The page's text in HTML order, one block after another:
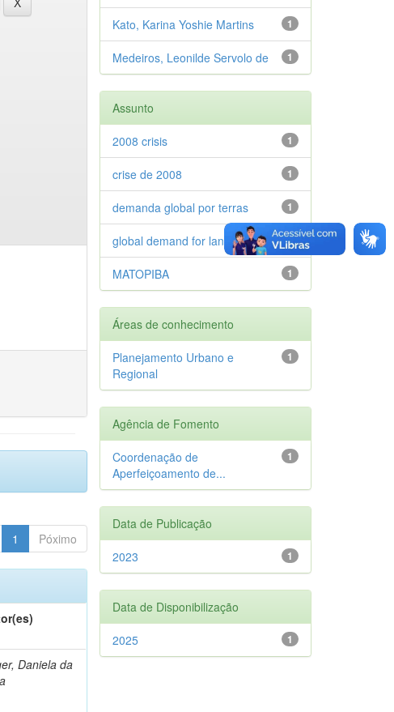
1 Póximo
Daniela da
1
Kato, Karina Yoshie Martins
1
Medeiros, Leonilde Servolo de
Assunto
1
2008 crisis
1
crise de 2008
1
demanda global por terras
1
global demand for land
1
MATOPIBA
Áreas de conhecimento
1
Planejamento Urbano e
Regional
Agência de Fomento
1
Coordenação de
Aperfeiçoamento de...
Data de Publicação
1
2023
Data de Disponibilização
1
2025